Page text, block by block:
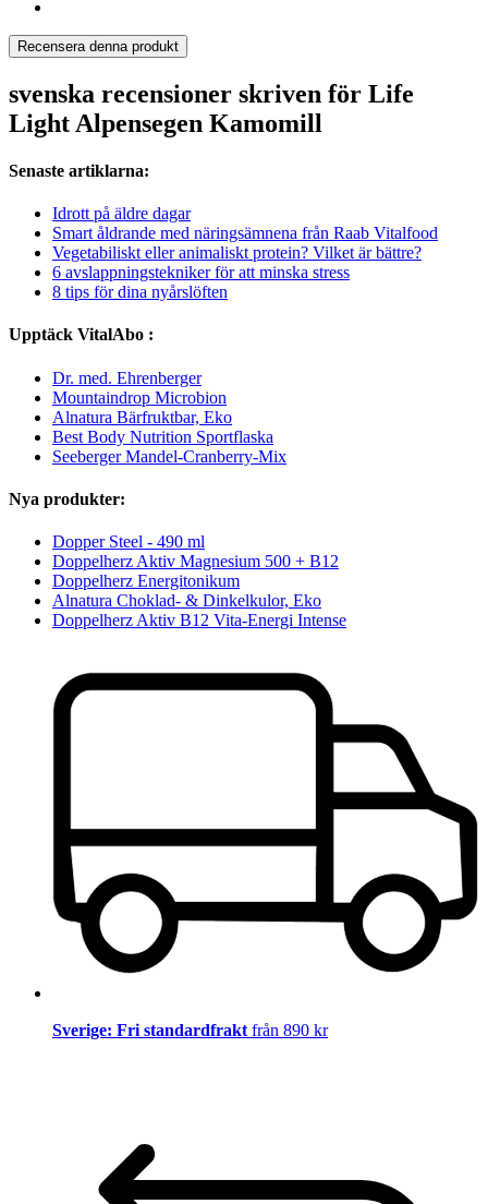
Recensera denna produkt
svenska recensioner skriven för Life
Light Alpensegen Kamomill
Senaste artiklarna:
Idrott på äldre dagar
Smart åldrande med näringsämnena från Raab Vitalfood
Vegetabiliskt eller animaliskt protein? Vilket är bättre?
6 avslappningstekniker för att minska stress
8 tips för dina nyårslöften
Upptäck VitalAbo :
Dr. med. Ehrenberger
Mountaindrop Microbion
Alnatura Bärfruktbar, Eko
Best Body Nutrition Sportflaska
Seeberger Mandel-Cranberry-Mix
Nya produkter:
Dopper Steel - 490 ml
Doppelherz Aktiv Magnesium 500 + B12
Doppelherz Energitonikum
Alnatura Choklad- & Dinkelkulor, Eko
Doppelherz Aktiv B12 Vita-Energi Intense
Sverige: Fri standardfrakt från 890 kr